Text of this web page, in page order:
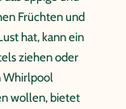
Früchten und
hat, kann ein
ziehen oder
Whirlpool
wollen, bietet